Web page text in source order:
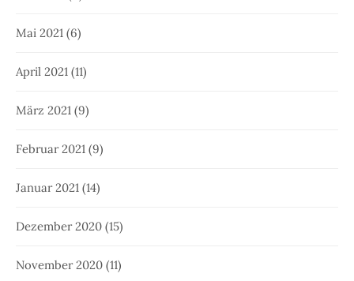
Mai 2021 (6)
April 2021 (11)
März 2021 (9)
Februar 2021 (9)
Januar 2021 (14)
Dezember 2020 (15)
November 2020 (11)